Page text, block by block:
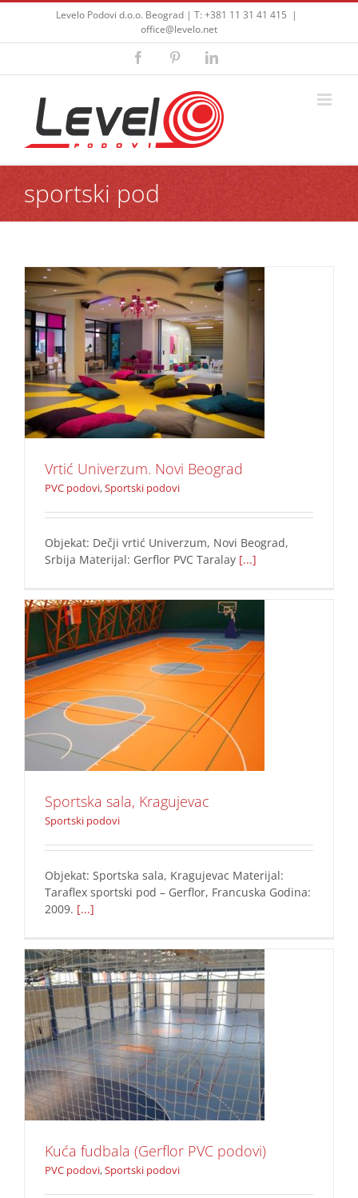
Skip
content
Levelo Podovi d.o.o. Beograd | T: +381 11 31 41 415 |
office@levelo.net
FacebookPinterestLinkedIn
sportski pod
sportski pod
PVC podovi Sportski podovi
Vrtić Univerzum. Novi Beograd
PVC podovi,Sportski podovi
Objekat: Dečji vrtić Univerzum, Novi Beograd,
Srbija Materijal: Gerflor PVC Taralay [...]
sportski pod
Sportski podovi
Sportska sala, Kragujevac
Sportski podovi
Objekat: Sportska sala, Kragujevac Materijal:
Taraflex sportski pod – Gerflor, Francuska Godina:
2009. [...]
sportski pod
PVC podovi Sportski podovi
Kuća fudbala (Gerflor PVC podovi)
PVC podovi,Sportski podovi